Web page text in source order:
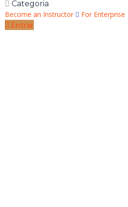
Categoria
Become an Instructor
For Enterprise
Entrar